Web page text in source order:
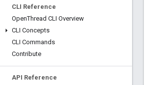
CLI Reference
OpenThread CLI Overview
CLI Concepts
CLI Commands
Contribute
API Reference